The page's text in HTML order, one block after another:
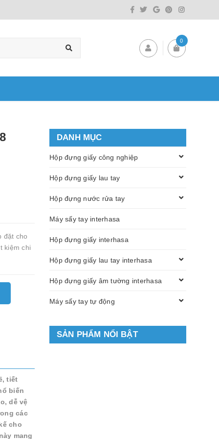
0
đặt cho
kiệm chi
tiết
biến
dễ vệ
các
cho
mang
DANH MỤC
Hộp đựng giấy công nghiệp
Hộp đựng giấy lau tay
Hộp đựng nước rửa tay
Máy sấy tay interhasa
Hộp đựng giấy interhasa
Hộp đựng giấy lau tay interhasa
Hộp đựng giấy âm tường interhasa
Máy sấy tay tự động
SẢN PHẨM NỔI BẬT